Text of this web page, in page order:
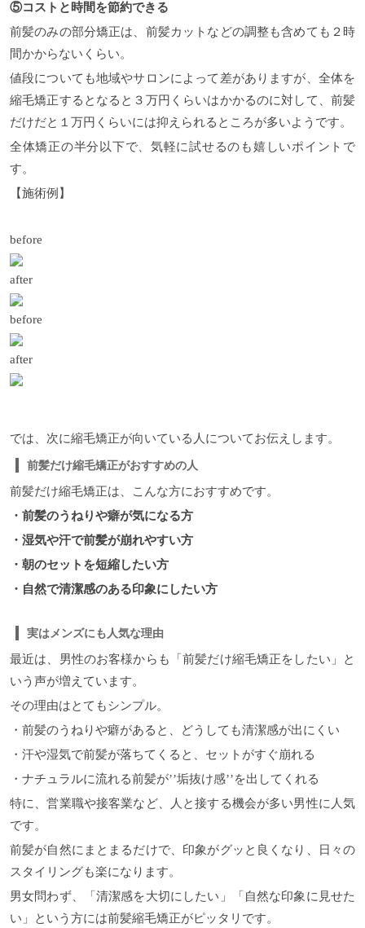
⑤コストと時間を節約できる
前髪のみの部分矯正は、前髪カットなどの調整も含めても２時
間かからないくらい。
値段についても地域やサロンによって差がありますが、全体を
縮毛矯正するとなると３万円くらいはかかるのに対して、前髪
だけだと１万円くらいには抑えられるところが多いようです。
全体矯正の半分以下で、気軽に試せるのも嬉しいポイントで
す。
【施術例】
before
after
before
after
では、次に縮毛矯正が向いている人についてお伝えします。
前髪だけ縮毛矯正がおすすめの人
前髪だけ縮毛矯正は、こんな方におすすめです。
・前髪のうねりや癖が気になる方
・湿気や汗で前髪が崩れやすい方
・朝のセットを短縮したい方
・自然で清潔感のある印象にしたい方
実はメンズにも人気な理由
最近は、男性のお客様からも「前髪だけ縮毛矯正をしたい」と
いう声が増えています。
その理由はとてもシンプル。
・前髪のうねりや癖があると、どうしても清潔感が出にくい
・汗や湿気で前髪が落ちてくると、セットがすぐ崩れる
・ナチュラルに流れる前髪が’’垢抜け感’’を出してくれる
特に、営業職や接客業など、人と接する機会が多い男性に人気
です。
前髪が自然にまとまるだけで、印象がグッと良くなり、日々の
スタイリングも楽になります。
男女問わず、「清潔感を大切にしたい」「自然な印象に見せた
い」という方には前髪縮毛矯正がピッタリです。